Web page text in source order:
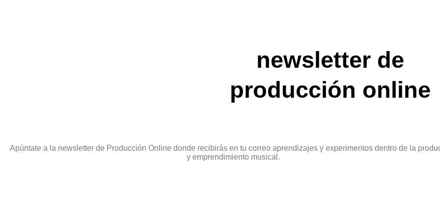
newsletter de
producción online
Apúntate a la newsletter de Producción Online donde recibirás en tu correo aprendizajes y experimentos dentro de la
y emprendimiento musical.